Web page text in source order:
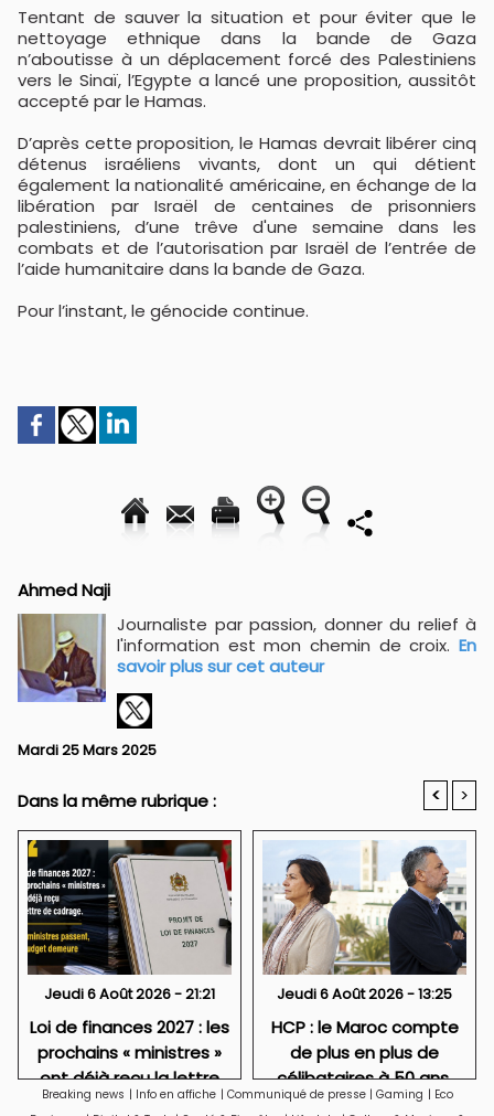
Tentant de sauver la situation et pour éviter que le
nettoyage ethnique dans la bande de Gaza
n’aboutisse à un déplacement forcé des Palestiniens
vers le Sinaï, l’Egypte a lancé une proposition, aussitôt
accepté par le Hamas.
D’après cette proposition, le Hamas devrait libérer cinq
détenus israéliens vivants, dont un qui détient
également la nationalité américaine, en échange de la
libération par Israël de centaines de prisonniers
palestiniens, d’une trêve d'une semaine dans les
combats et de l’autorisation par Israël de l’entrée de
l’aide humanitaire dans la bande de Gaza.
Pour l’instant, le génocide continue.
Ahmed Naji
Journaliste par passion, donner du relief à
l'information est mon chemin de croix. En
savoir plus sur cet auteur
Mardi 25 Mars 2025
Dans la même rubrique : < >
Jeudi 6 Août 2026 - 21:21
Loi de finances 2027 : les
prochains « ministres »
ont déjà reçu la lettre
de cadrage
Jeudi 6 Août 2026 - 13:25
HCP : le Maroc compte
de plus en plus de
célibataires à 50 ans,
particulièrement des
Breaking news | Info en affiche | Communiqué de presse | Gaming | Eco